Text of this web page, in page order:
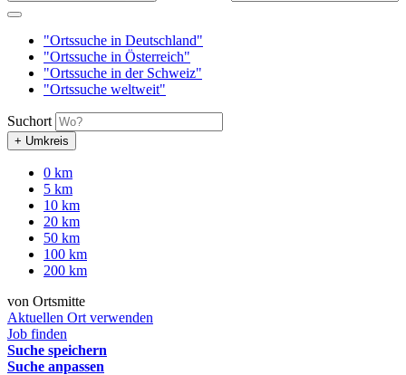
"Ortssuche in Deutschland"
"Ortssuche in Österreich"
"Ortssuche in der Schweiz"
"Ortssuche weltweit"
Suchort
+ Umkreis
0 km
5 km
10 km
20 km
50 km
100 km
200 km
von Ortsmitte
Aktuellen Ort verwenden
Job finden
Suche speichern
Suche anpassen